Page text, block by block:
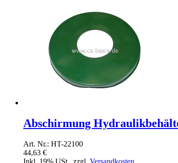
Abschirmung
Art. Nr.: HT-22100
44,63 €